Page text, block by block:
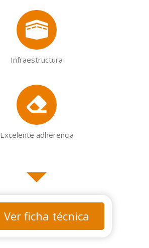
Infraestructura
Excelente adherencia
Ver ficha técnica